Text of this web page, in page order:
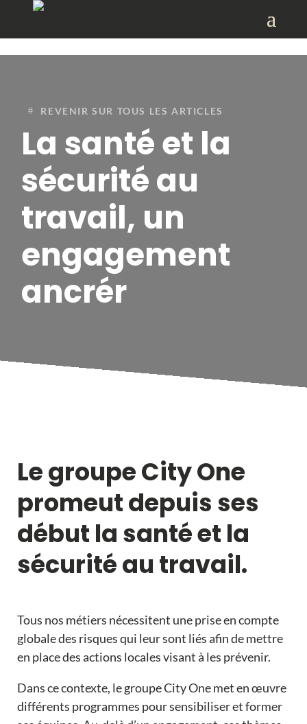
REVENIR SUR TOUS LES ARTICLES
La santé et la
sécurité au
travail, un
engagement
ancrér
Le groupe City One
promeut depuis ses
début la santé et la
sécurité au travail.
Tous nos métiers nécessitent une prise en compte
globale des risques qui leur sont liés afin de mettre
en place des actions locales visant à les prévenir.
Dans ce contexte, le groupe City One met en œuvre
différents programmes pour sensibiliser et former